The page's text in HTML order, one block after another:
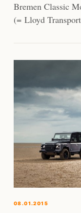
Bremen Classic
(= Lloyd
08.01.2015